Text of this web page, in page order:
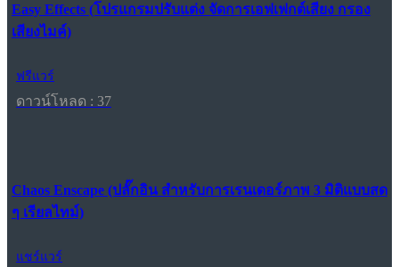
Easy Effects (โปรแกรมปรับแต่ง จัดการเอฟเฟกต์เสียง กรอง
เสียงไมค์)
ฟรีแวร์
ดาวน์โหลด : 37
Chaos Enscape (ปลั๊กอิน สำหรับการเรนเดอร์ภาพ 3 มิติแบบสด
ๆ เรียลไทม์)
แชร์แวร์